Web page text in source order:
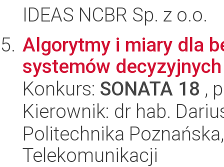
IDEAS NCBR Sp. z o.o.
Algorytmy i miary dla
systemów decyzyjnych
Konkurs: SONATA 18 ,
Kierownik: dr hab.
Politechnika
Telekomunikacji